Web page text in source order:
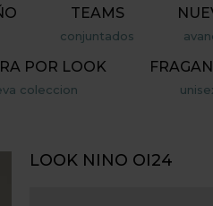
TEAMS
conjuntados
POR LOOK
coleccion
LOOK NINO OI24